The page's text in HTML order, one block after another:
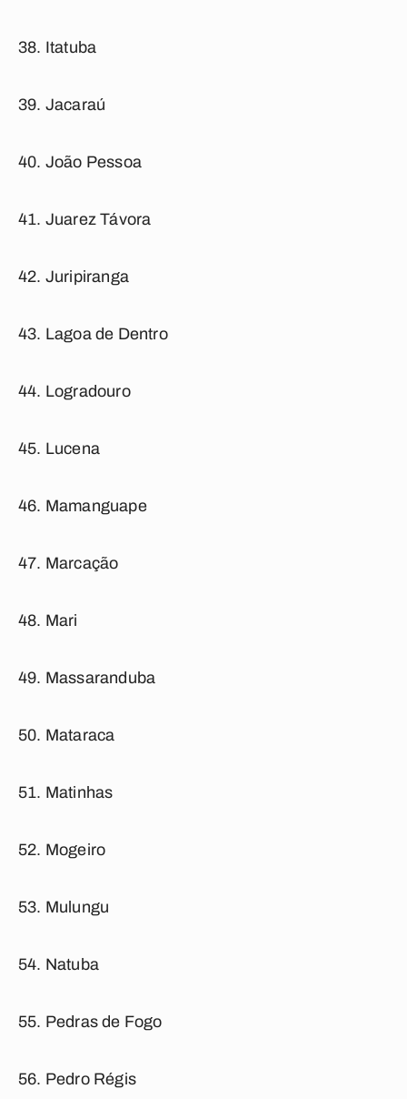
Itatuba
Jacaraú
João Pessoa
Juarez Távora
Juripiranga
Lagoa de Dentro
Logradouro
Lucena
Mamanguape
Marcação
Mari
Massaranduba
Mataraca
Matinhas
Mogeiro
Mulungu
Natuba
Pedras de Fogo
Pedro Régis